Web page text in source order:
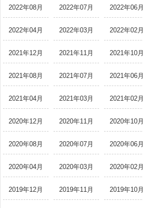
2022年08月 2022年07月 2022年06月
2022年04月 2022年03月 2022年02月
2021年12月 2021年11月 2021年10月
2021年08月 2021年07月 2021年06月
2021年04月 2021年03月 2021年02月
2020年12月 2020年11月 2020年10月
2020年08月 2020年07月 2020年06月
2020年04月 2020年03月 2020年02月
2019年12月 2019年11月 2019年10月